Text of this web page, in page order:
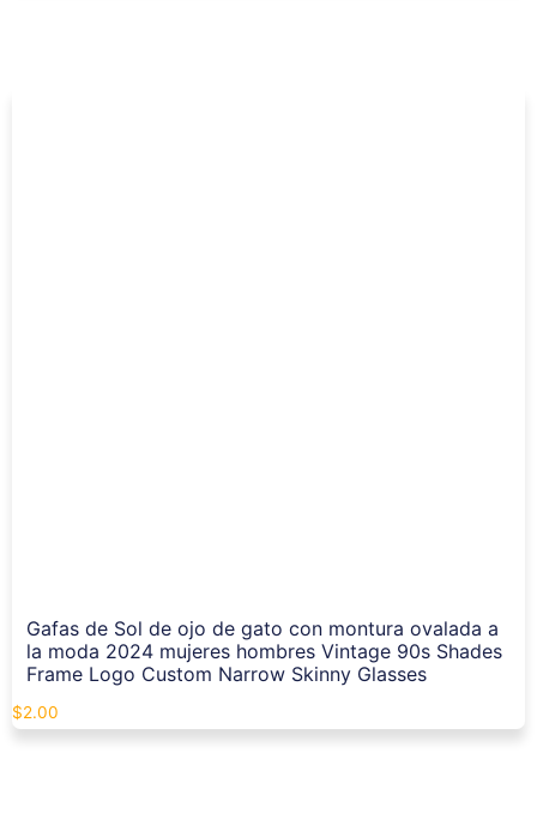
Gafas de Sol de ojo de gato con montura ovalada a
la moda 2024 mujeres hombres Vintage 90s Shades
Frame Logo Custom Narrow Skinny Glasses
$2.00